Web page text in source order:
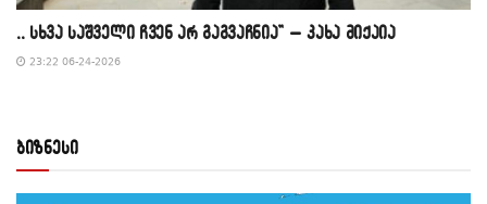
,, სხვა საშველი ჩვენ არ გაგვაჩნია” – კახა მიქაია
23:22 06-24-2026
ბიზნესი